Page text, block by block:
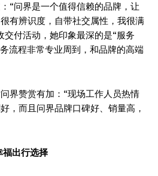
“问界是一个值得信赖的品牌，让
有辨识度，自带社交属性，我很满
交付活动，她印象最深的是“服务
流程非常专业周到，和品牌的高端
界赞赏有加：“现场工作人员热情
，而且问界品牌口碑好、销量高，
福出行选择